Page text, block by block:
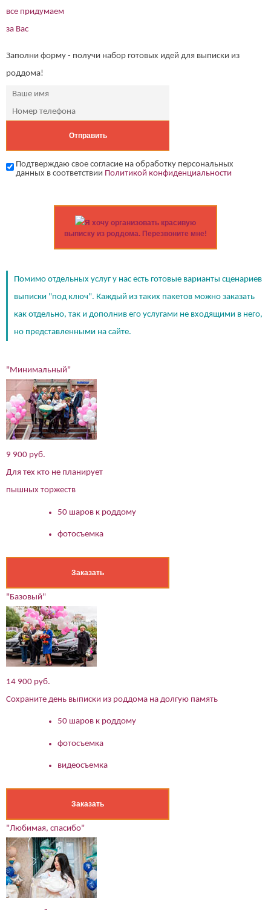
все придумаем
за Вас
Заполни форму - получи набор готовых идей для выписки из
роддома!
Подтверждаю свое согласие на обработку персональных
данных в соответствии Политикой конфиденциальности
Я хочу организовать красивую
выписку из роддома. Перезвоните мне!
Помимо отдельных услуг у нас есть готовые варианты сценариев
выписки "под ключ". Каждый из таких пакетов можно заказать
как отдельно, так и дополнив его услугами не входящими в него,
но представленными на сайте.
"Минимальный"
9 900 руб.
Для тех кто не планирует
пышных торжеств
50 шаров к роддому
фотосъемка
Заказать
"Базовый"
14 900 руб.
Сохраните день выписки из роддома на долгую память
50 шаров к роддому
фотосъемка
видеосъемка
Заказать
"Любимая, спасибо"